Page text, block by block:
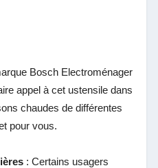
Bosch Electroménager
appel à cet ustensile dans
chaudes de différentes
pour vous.
: Certains usagers